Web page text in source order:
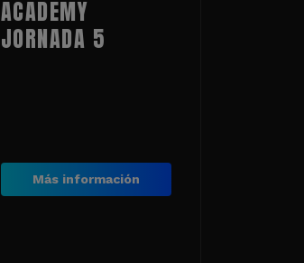
ACADEMY
JORNADA 5
Más información